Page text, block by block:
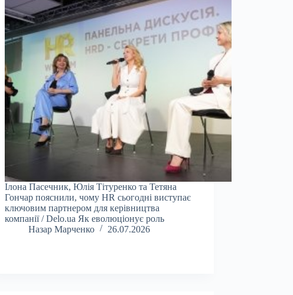
Ілона Пасечник, Юлія Тітуренко та Тетяна
Гончар пояснили, чому HR сьогодні виступає
ключовим партнером для керівництва
компанії / Delo.ua Як еволюціонує роль
Назар Марченко
26.07.2026